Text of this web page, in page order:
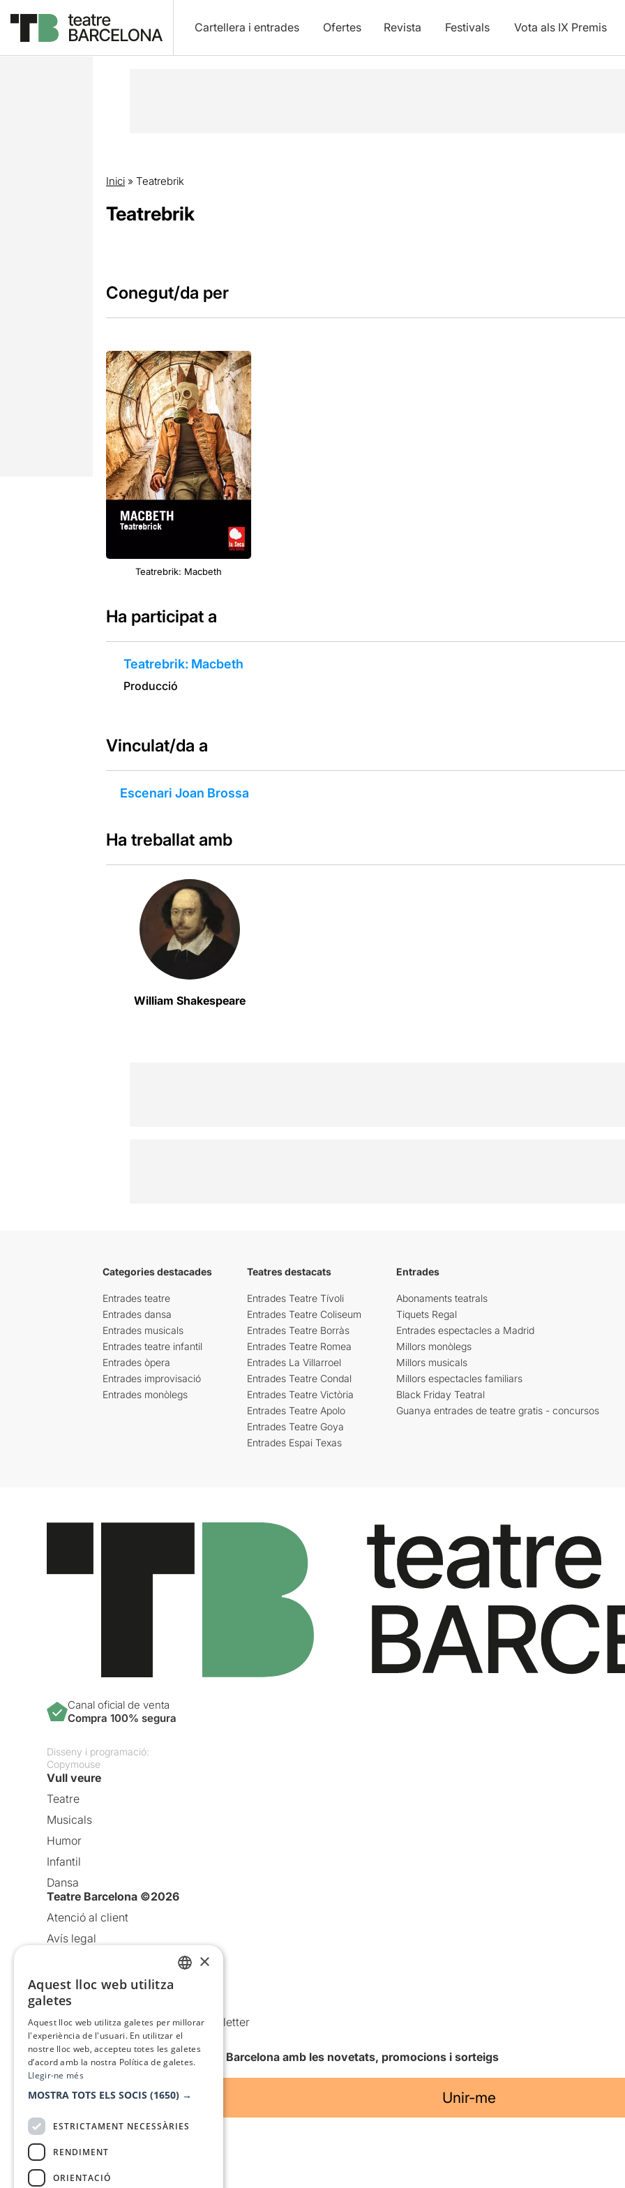
Cartellera i entrades Ofertes Revista Festivals Vota als IX Premis
Inici» Teatrebrik
Teatrebrik
Conegut/da per
Teatrebrik: Macbeth
Ha participat a
Teatrebrik: Macbeth
Producció
Vinculat/da a
Escenari Joan Brossa
Ha treballat amb
William Shakespeare
Categories destacades
Entrades teatre
Entrades dansa
Entrades musicals
Entrades teatre infantil
Entrades òpera
Entrades improvisació
Entrades monòlegs
Teatres destacats
Entrades Teatre Tívoli
Entrades Teatre Coliseum
Entrades Teatre Borràs
Entrades Teatre Romea
Entrades La Villarroel
Entrades Teatre Condal
Entrades Teatre Victòria
Entrades Teatre Apolo
Entrades Teatre Goya
Entrades Espai Texas
Entrades
Abonaments teatrals
Tiquets Regal
Entrades espectacles a Madrid
Millors monòlegs
Millors musicals
Millors espectacles familiars
Black Friday Teatral
Guanya entrades de teatre gratis - concursos
Canal oficial de venta
Compra 100% segura
Disseny i programació:
Copymouse
Vull veure
Teatre
Musicals
Humor
Infantil
Dansa
Teatre Barcelona ©2026
Atenció al client
Avís legal
Política de cookies
Condicions d’ús
Comunicacions comercials i Newsletter
Anuncia’t
Vull rebre la newsletter de Teatre Barcelona amb les novetats, promocions i sorteigs
Unir-me
Amb el suport de
×
Aquest lloc web utilitza
galetes
Aquest lloc web utilitza galetes per millorar
l'experiència de l'usuari. En utilitzar el
nostre lloc web, accepteu totes les galetes
d’acord amb la nostra Política de galetes.
Llegir-ne més
MOSTRA TOTS ELS SOCIS (1650) →
ESTRICTAMENT NECESSÀRIES
RENDIMENT
ORIENTACIÓ